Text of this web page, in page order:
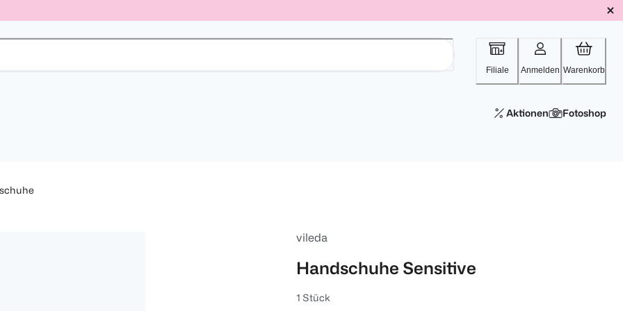
Filiale Anmelden Warenkorb
Aktionen Fotoshop
vileda
Handschuhe Sensitive
1 Stück